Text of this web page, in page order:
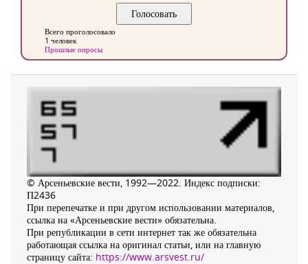
Всего проголосовало
1 человек
Прошлые опросы
© Арсеньевские вести, 1992—2022. Индекс подписки:
П2436
При перепечатке и при другом использовании материалов,
ссылка на «Арсеньевские вести» обязательна.
При републикации в сети интернет так же обязательна
работающая ссылка на оригинал статьи, или на главную
страницу сайта: https://www.arsvest.ru/